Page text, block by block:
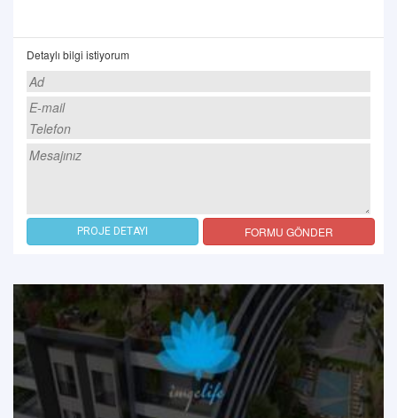
Detaylı bilgi istiyorum
PROJE DETAYI FORMU GÖNDER